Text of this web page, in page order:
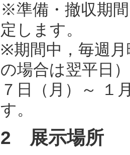
※準備・撤収期
定します。
※期間中，毎週
の場合は翌平日
７日（月）～ １
す。
2 展示場所